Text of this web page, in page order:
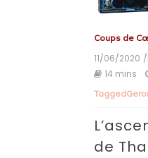
Coups de
11/06/2020
14 mins
Tagged
de